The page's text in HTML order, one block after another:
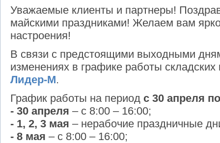
Уважаемые клиенты и партнеры!
майскими праздниками! Желаем вам
настроения!
В связи с предстоящими выходными
изменениях в графике работы
Лидер-М.
График работы на период с 30 апреля
- 30 апреля – с 8:00 – 16:00;
- 1, 2, 3 мая – нерабочие праздничные
- 8 мая – с 8:00 – 16:00;